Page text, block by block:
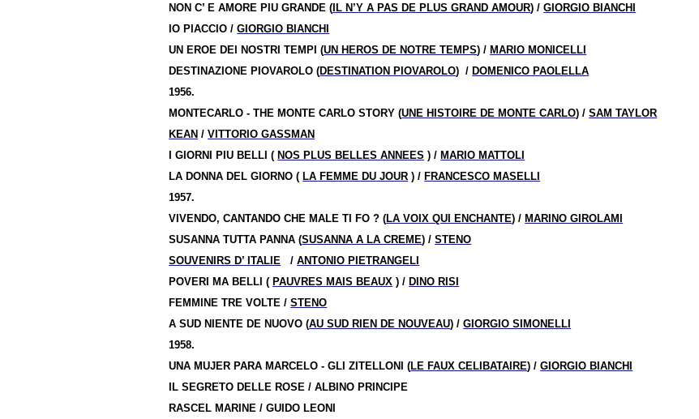
NON C’ E AMORE PIU GRANDE ( IL N’Y A PAS DE PLUS GRAND AMOUR) /GIORGIO BIANCHI
IO PIACCIO /GIORGIO BIANCHI
UN EROE DEI NOSTRI TEMPI (UN HEROS DE NOTRE TEMPS) / MARIO MONICELLI
DESTINAZIONE PIOVAROLO (DESTINATION PIOVAROLO) / DOMENICO PAOLELLA
1956.
MONTECARLO - THE MONTE CARLO STORY (UNE HISTOIRE DE MONTE CARLO) /SAM TAYLOR
KEAN /VITTORIO GASSMAN
I GIORNI PIU BELLI ( NOS PLUS BELLES ANNEES ) / MARIO MATTOLI
LA DONNA DEL GIORNO ( LA FEMME DU JOUR ) / FRANCESCO MASELLI
1957.
VIVENDO, CANTANDO CHE MALE TI FO ? (LA VOIX QUI ENCHANTE) / MARINO GIROLAMI
SUSANNA TUTTA PANNA (SUSANNA A LA CREME) /STENO
SOUVENIRS D’ ITALIE
/ANTONIO PIETRANGELI
POVERI MA BELLI ( PAUVRES MAIS BEAUX ) / DINO RISI
FEMMINE TRE VOLTE /STENO
A SUD NIENTE DE NUOVO (AU SUD RIEN DE NOUVEAU) /GIORGIO SIMONELLI
1958.
UNA MUJER PARA MARCELO - GLI ZITELLONI (LE FAUX CELIBATAIRE) /GIORGIO BIANCHI
IL SEGRETO DELLE ROSE / ALBINO PRINCIPE
RASCEL MARINE / GUIDO LEONI